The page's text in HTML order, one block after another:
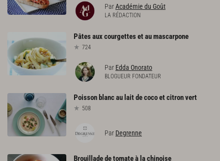
ParAcadémie du Goût
LA RÉDACTION
Pâtesauxcourgettesetaumascarpone
724
Par Edda Onorato
BLOGUEUR FONDATEUR
Poisson blancau laitdecocoetcitronvert
508
Par Degrenne
Brouilladedetomateà lachinoise